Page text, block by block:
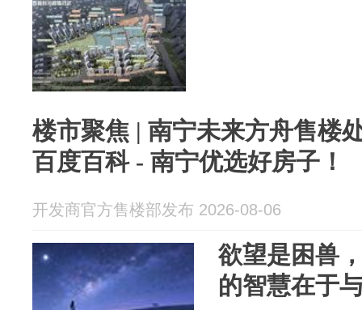
楼市聚焦 | 南宁未来方舟售楼
百度百科 - 南宁优选好房子！
开发商官方售楼部发布 2026-08-06
欲望是困兽
的智慧在于